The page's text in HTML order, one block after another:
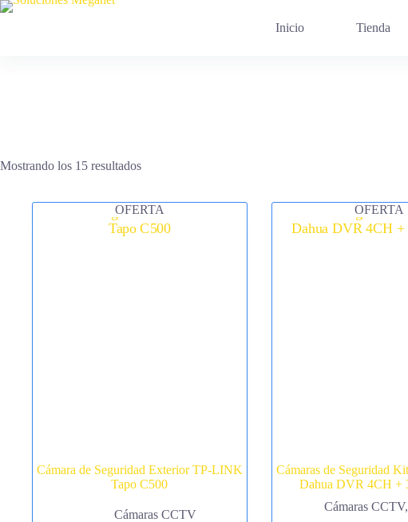
Saltar
Inicio Tienda
Mostrando los 15 resultados
OFERTA
Cámara de Seguridad Exterior TP-LINK
Tapo C500
Cámaras CCTV
OFERTA
Cámaras de Seguridad
Dahua DVR 4CH +
Cámaras CCTV,